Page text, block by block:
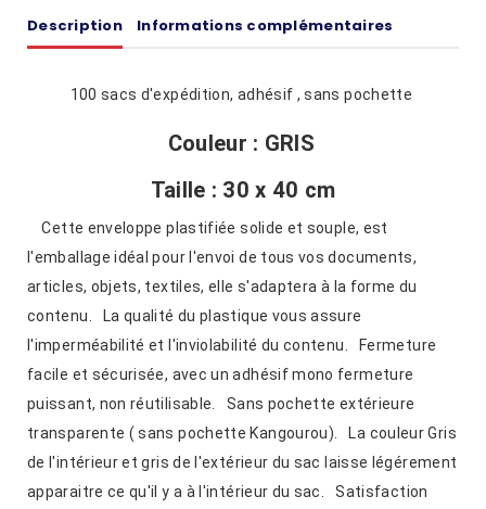
Description Informations complémentaires
100 sacs d'expédition, adhésif , sans pochette
Couleur : GRIS
Taille : 30 x 40 cm
Cette enveloppe plastifiée solide et souple, est
l'emballage idéal pour l'envoi de tous vos documents,
articles, objets, textiles, elle s'adaptera à la forme du
contenu. La qualité du plastique vous assure
l'imperméabilité et l'inviolabilité du contenu. Fermeture
facile et sécurisée, avec un adhésif mono fermeture
puissant, non réutilisable. Sans pochette extérieure
transparente ( sans pochette Kangourou). La couleur Gris
de l'intérieur et gris de l'extérieur du sac laisse légérement
apparaitre ce qu'il y a à l'intérieur du sac. Satisfaction